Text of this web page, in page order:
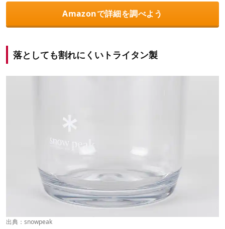
Amazonで詳細を調べよう
落としても割れにくいトライタン製
出典： snowpeak